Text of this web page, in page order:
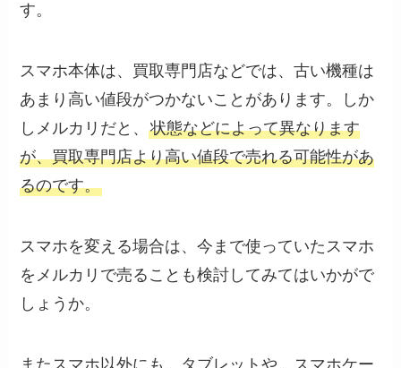
す。
スマホ本体は、買取専門店などでは、古い機種は
あまり高い値段がつかないことがあります。しか
しメルカリだと、状態などによって異なります
が、買取専門店より高い値段で売れる可能性があ
るのです。
スマホを変える場合は、今まで使っていたスマホ
をメルカリで売ることも検討してみてはいかがで
しょうか。
またスマホ以外にも、タブレットや、スマホケー